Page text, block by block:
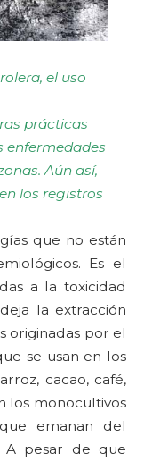
el uso
prácticas
enfermedades
Aún así,
los registros
que no están
Es el
a la toxicidad
la extracción
originadas por el
se usan en los
cacao, café,
los monocultivos
emanan del
A pesar de que